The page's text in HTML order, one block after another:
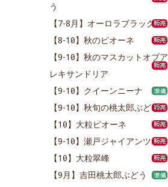
う
【7-8月】オーロラブラック
【8-10月】秋のピオーネ
【9-10月】秋のマスカットオブア
レキサンドリア
【9-10月】クイーンニーナ
【9-10月】秋旬の桃太郎ぶどう
【10月】大粒ピオーネ
【9-10月】瀬戸ジャイアンツ
【10月】大粒翠峰
【9月】吉田桃太郎ぶどう